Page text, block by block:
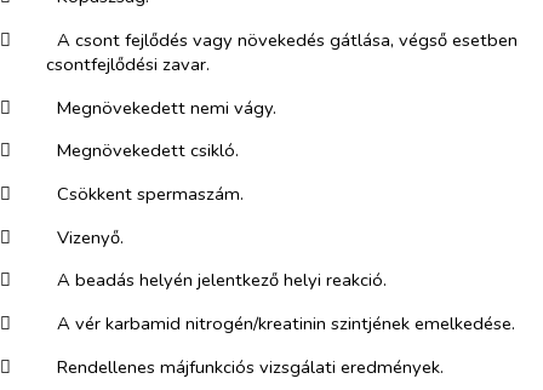
​
A csont fejlődés vagy növekedés gátlása, végső esetben
csontfejlődési zavar.
​
Megnövekedett nemi vágy.
​
Megnövekedett csikló.
​
Csökkent spermaszám.
​
Vizenyő.
​
A beadás helyén jelentkező helyi reakció.
​
A vér karbamid nitrogén/kreatinin szintjének emelkedése.
​
Rendellenes májfunkciós vizsgálati eredmények.